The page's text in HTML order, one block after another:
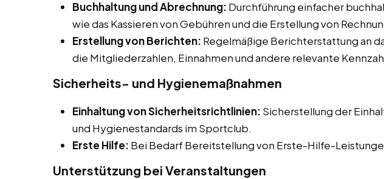
Buchhaltung und Abrechnung: Durchführung einfacher
wie das Kassieren von Gebühren und die Erstellung von
Erstellung von Berichten: Regelmäßige Berichterstattung an
die Mitgliederzahlen, Einnahmen und andere relevante
Sicherheits- und Hygienemaßnahmen
Einhaltung von Sicherheitsrichtlinien: Sicherstellung der
und Hygienestandards im Sportclub.
Erste Hilfe: Bei Bedarf Bereitstellung von Erste-Hilfe-
Unterstützung bei Veranstaltungen